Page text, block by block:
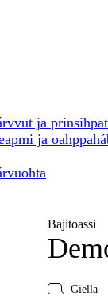
ja prinsihpat
ja
Bajitoassi
Giella